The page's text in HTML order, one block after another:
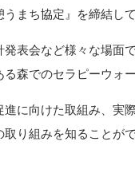
まち協定』を締結して
表会など様々な場面
森でのセラピーウォ
に向けた取組み、実
り組みを知ることが